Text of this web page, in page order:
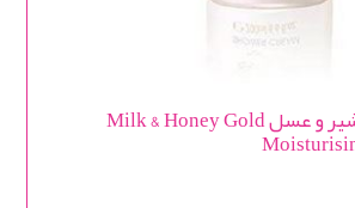
شامپو بدن کرمی شیر و عسل Milk & Honey Gold